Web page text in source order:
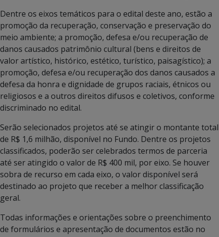
Dentre os eixos temáticos para o edital deste ano, estão a
promoção da recuperação, conservação e preservação do
meio ambiente; a promoção, defesa e/ou recuperação de
danos causados patrimônio cultural (bens e direitos de
valor artístico, histórico, estético, turístico, paisagístico); a
promoção, defesa e/ou recuperação dos danos causados a
defesa da honra e dignidade de grupos raciais, étnicos ou
religiosos e a outros direitos difusos e coletivos, conforme
discriminado no edital.
Serão selecionados projetos até se atingir o montante total
de R$ 1,6 milhão, disponível no Fundo. Dentre os projetos
classificados, poderão ser celebrados termos de parceria
até ser atingido o valor de R$ 400 mil, por eixo. Se houver
sobra de recurso em cada eixo, o valor disponível será
destinado ao projeto que receber a melhor classificação
geral.
Todas informações e orientações sobre o preenchimento
de formulários e apresentação de documentos estão no